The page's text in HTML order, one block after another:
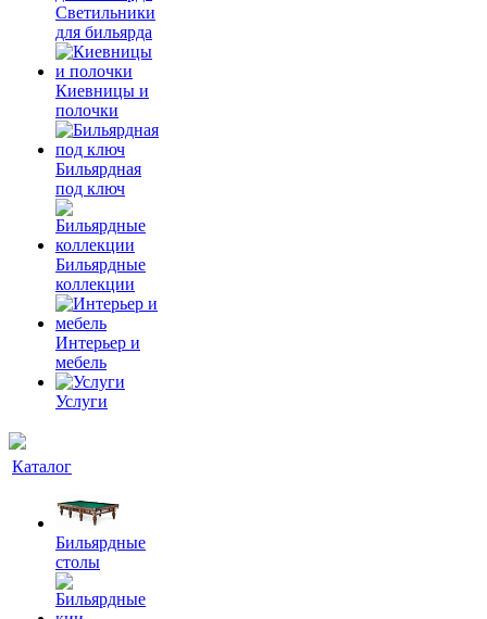
Светильники
для бильярда
Киевницы и
полочки
Бильярдная
под ключ
Бильярдные
коллекции
Интерьер и
мебель
Услуги
Каталог
Бильярдные
столы